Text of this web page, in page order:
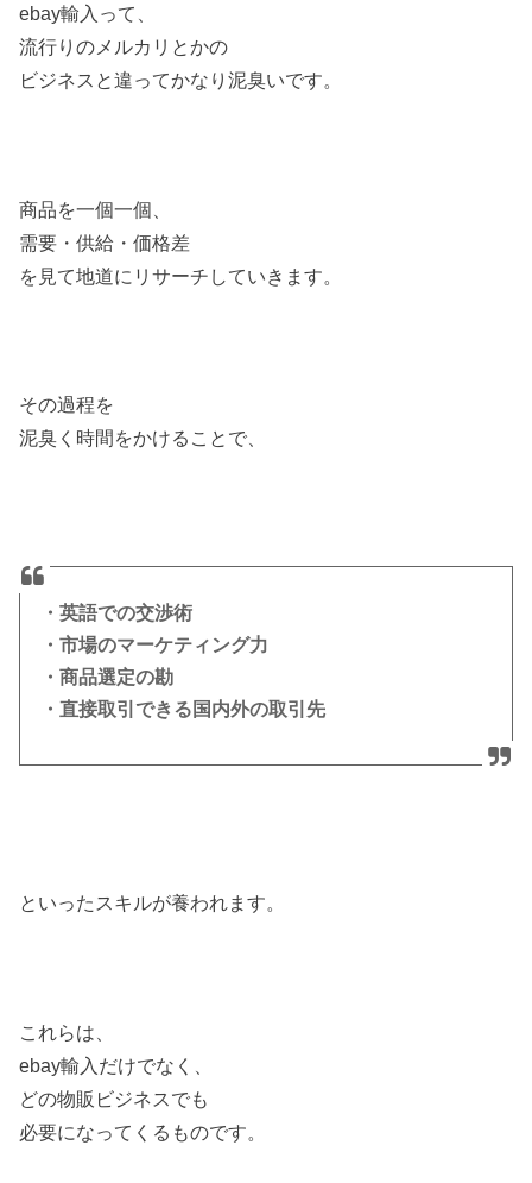
ebay輸入って、
流行りのメルカリとかの
ビジネスと違ってかなり泥臭いです。
商品を一個一個、
需要・供給・価格差
を見て地道にリサーチしていきます。
その過程を
泥臭く時間をかけることで、
・英語での交渉術
・市場のマーケティング力
・商品選定の勘
・直接取引できる国内外の取引先
といったスキルが養われます。
これらは、
ebay輸入だけでなく、
どの物販ビジネスでも
必要になってくるものです。